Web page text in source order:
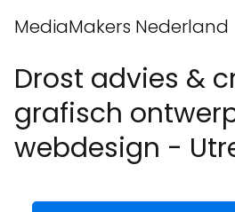
MediaMakers Nederland
Drost advies &
grafisch
webdesign -